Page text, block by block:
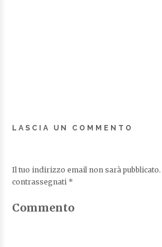
LASCIA UN COMMENTO
Il tuo indirizzo email non sarà pubblicato.
contrassegnati *
Commento